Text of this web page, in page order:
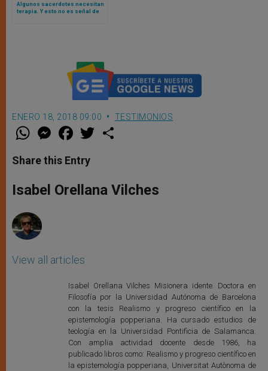
Algunos sacerdotes necesitan
terapia. Y esto no es señal de
ENERO 18, 2018 09:00 TESTIMONIOS
W
t
s
p
p
M
e
s
e
g
e
F
a
e
b
o
k
w
r
Share this Entry
Isabel Orellana Vilches
View all articles
Isabel Orellana Vilches Misionera idente. Doctora en
Filosofía por la Universidad Autónoma de Barcelona
con la tesis Realismo y progreso científico en la
epistemología popperiana. Ha cursado estudios de
teología en la Universidad Pontificia de Salamanca.
Con amplia actividad docente desde 1986, ha
publicado libros como: Realismo y progreso científico en
la epistemología popperiana, Universitat Autònoma de